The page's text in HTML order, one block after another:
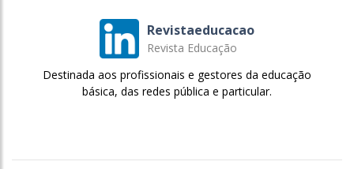
Revistaeducacao
Revista Educação
Destinada aos profissionais e gestores da educação
básica, das redes pública e particular.